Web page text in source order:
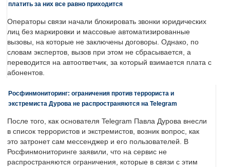
платить за них все равно приходится
Операторы связи начали блокировать звонки юридических
лиц без маркировки и массовые автоматизированные
вызовы, на которые не заключены договоры. Однако, по
словам экспертов, вызов при этом не сбрасывается, а
переводится на автоответчик, за который взимается плата с
абонентов.
Росфинмониторинг: ограничения против террориста и
экстремиста Дурова не распространяются на Telegram
После того, как основателя Telegram Павла Дурова внесли
в список террористов и экстремистов, возник вопрос, как
это затронет сам мессенджер и его пользователей. В
Росфинмониторинге заявили, что на сервис не
распространяются ограничения, которые в связи с этим